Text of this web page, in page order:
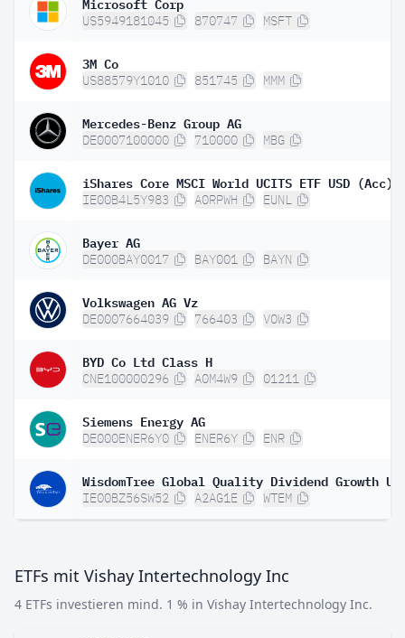
US5949181045 870747 MSFT
3M Co
US88579Y1010 851745 MMM
Mercedes-Benz Group AG
DE0007100000 710000 MBG
iShares Core MSCI World UCITS ETF USD (Acc)
IE00B4L5Y983 A0RPWH EUNL
Bayer AG
DE000BAY0017 BAY001 BAYN
Volkswagen AG Vz
DE0007664039 766403 VOW3
BYD Co Ltd Class H
CNE100000296 A0M4W9 01211
Siemens Energy AG
DE000ENER6Y0 ENER6Y ENR
IE00BZ56SW52 A2AG1E WTEM
ETFs mit Vishay Intertechnology Inc
4 ETFs investieren mind. 1 % in Vishay Intertechnology Inc.